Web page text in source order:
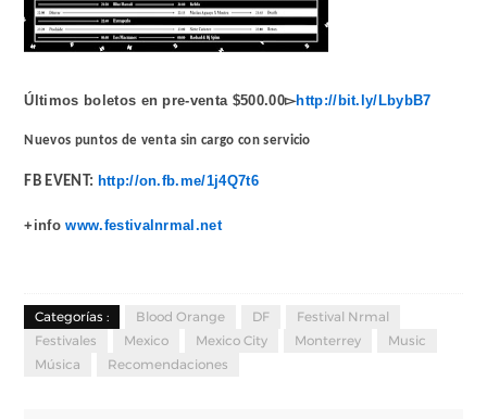
Últimos boletos en pre-venta $500.00▻http://bit.ly/LbybB7
Nuevos puntos de venta sin cargo con servicio
FB EVENT: http://on.fb.me/1j4Q7t6
+infowww.festivalnrmal.net
Categorías : Blood Orange DF
Festival Nrmal
Festivales
Mexico Mexico City Monterrey
Music
Música
Recomendaciones